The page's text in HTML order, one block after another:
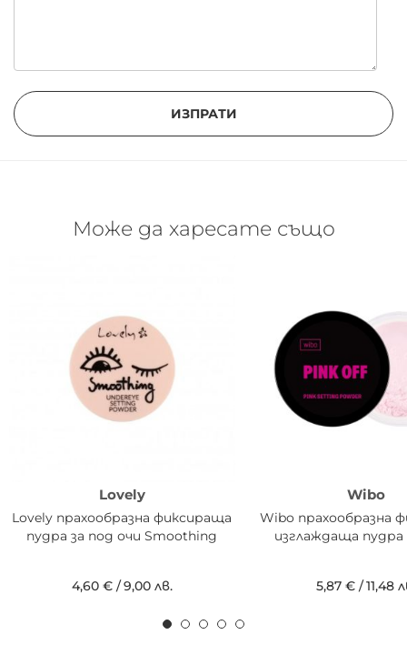
ИЗПРАТИ
Може да харесате също
Lovely
Lovely прахообразна фиксираща
пудра за под очи Smoothing
4,60 €/9,00 лв.
Wibo
Wibo прахообразна
изглаждаща пудра
5,87 € /11,48